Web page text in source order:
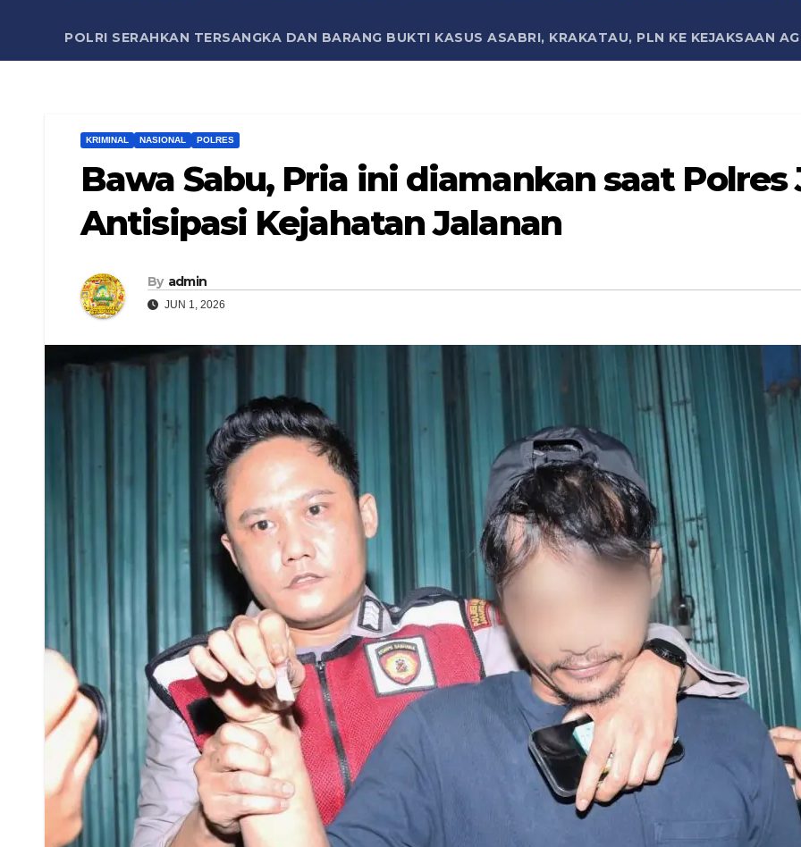
POLRI SERAHKAN TERSANGKA DAN BARANG BUKTI KASUS ASABRI, KRAKATAU, PLN KE KEJAKSAAN
KRIMINAL NASIONAL POLRES
Bawa Sabu, Pria ini diamankan saat Polres
Antisipasi Kejahatan Jalanan
By admin
JUN 1, 2026